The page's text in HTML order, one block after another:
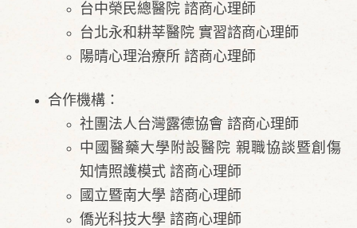
​台中榮民總醫院 諮商心理師
​台北永和耕莘醫院 實習諮商心理師
陽晴心理治療所 諮商心理師
合作機構：
社團法人台灣露德協會 諮商心理師
中國醫藥大學附設醫院 親職協談暨創傷
知情照護模式 諮商心理師
國立暨南大學 諮商心理師
僑光科技大學 諮商心理師